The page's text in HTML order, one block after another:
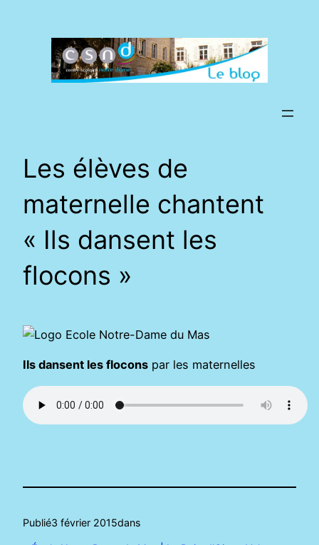
Les élèves de
maternelle chantent
« Ils dansent les
flocons »
Ils dansent les flocons par les maternelles
Publié3 février 2015dans